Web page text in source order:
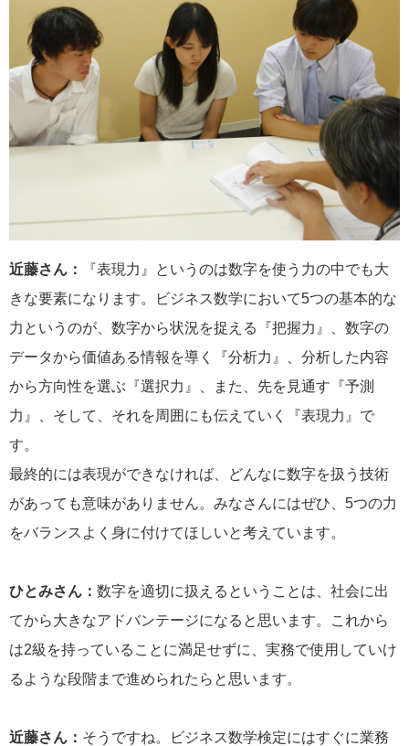
近藤さん：
『表現力』というのは数字を使う力の中でも大
きな要素になります。ビジネス数学において5つの基本的な
力というのが、数字から状況を捉える『把握力』、数字の
データから価値ある情報を導く『分析力』、分析した内容
から方向性を選ぶ『選択力』、また、先を見通す『予測
力』、そして、それを周囲にも伝えていく『表現力』で
す。
最終的には表現ができなければ、どんなに数字を扱う技術
があっても意味がありません。みなさんにはぜひ、5つの力
をバランスよく身に付けてほしいと考えています。
ひとみさん： 数字を適切に扱えるということは、社会に出
てから大きなアドバンテージになると思います。これから
は2級を持っていることに満足せずに、実務で使用していけ
るような段階まで進められたらと思います。
近藤さん： そうですね。ビジネス数学検定にはすぐに業務